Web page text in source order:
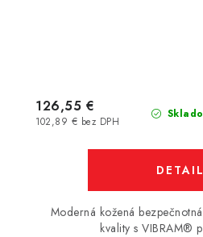
102,89 € bez DPH
126,55 €
DETAIL
Moderná kožená
kvality s VIBRAM®